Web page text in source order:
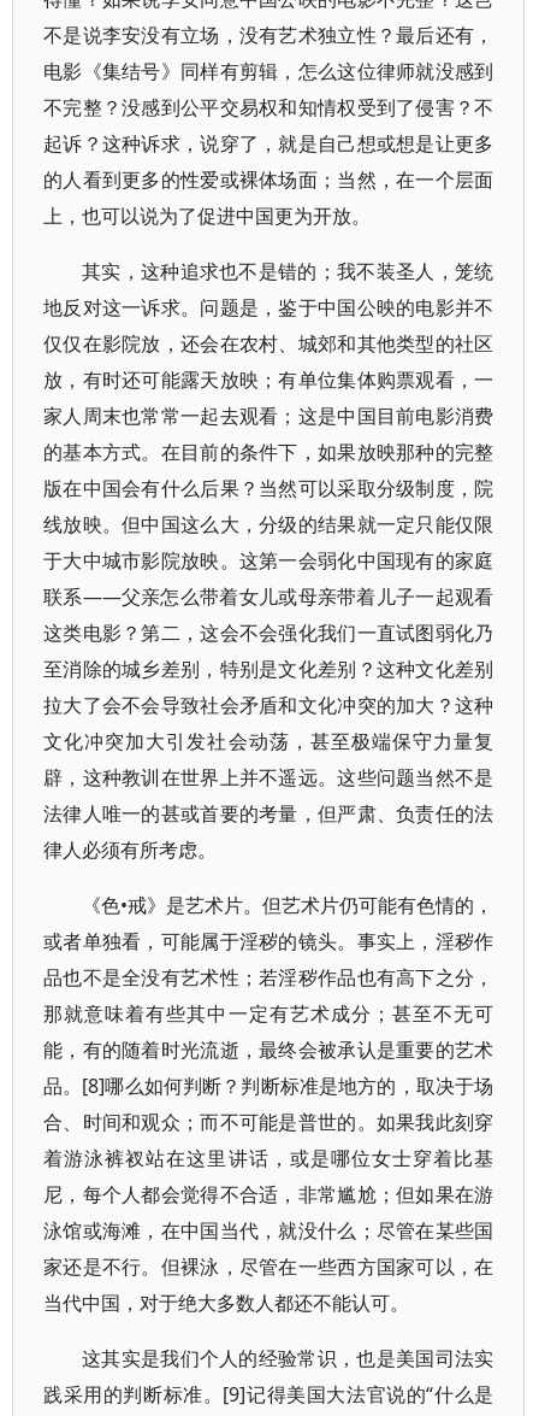
不是说李安没有立场，没有艺术独立性？最后还有，
电影《集结号》同样有剪辑，怎么这位律师就没感到
不完整？没感到公平交易权和知情权受到了侵害？不
起诉？这种诉求，说穿了，就是自己想或想是让更多
的人看到更多的性爱或裸体场面；当然，在一个层面
上，也可以说为了促进中国更为开放。
其实，这种追求也不是错的；我不装圣人，笼统
地反对这一诉求。问题是，鉴于中国公映的电影并不
仅仅在影院放，还会在农村、城郊和其他类型的社区
放，有时还可能露天放映；有单位集体购票观看，一
家人周末也常常一起去观看；这是中国目前电影消费
的基本方式。在目前的条件下，如果放映那种的完整
版在中国会有什么后果？当然可以采取分级制度，院
线放映。但中国这么大，分级的结果就一定只能仅限
于大中城市影院放映。这第一会弱化中国现有的家庭
联系——父亲怎么带着女儿或母亲带着儿子一起观看
这类电影？第二，这会不会强化我们一直试图弱化乃
至消除的城乡差别，特别是文化差别？这种文化差别
拉大了会不会导致社会矛盾和文化冲突的加大？这种
文化冲突加大引发社会动荡，甚至极端保守力量复
辟，这种教训在世界上并不遥远。这些问题当然不是
法律人唯一的甚或首要的考量，但严肃、负责任的法
律人必须有所考虑。
《色•戒》是艺术片。但艺术片仍可能有色情的，
或者单独看，可能属于淫秽的镜头。事实上，淫秽作
品也不是全没有艺术性；若淫秽作品也有高下之分，
那就意味着有些其中一定有艺术成分；甚至不无可
能，有的随着时光流逝，最终会被承认是重要的艺术
品。[8]哪么如何判断？判断标准是地方的，取决于场
合、时间和观众；而不可能是普世的。如果我此刻穿
着游泳裤衩站在这里讲话，或是哪位女士穿着比基
尼，每个人都会觉得不合适，非常尴尬；但如果在游
泳馆或海滩，在中国当代，就没什么；尽管在某些国
家还是不行。但裸泳，尽管在一些西方国家可以，在
当代中国，对于绝大多数人都还不能认可。
这其实是我们个人的经验常识，也是美国司法实
践采用的判断标准。[9]记得美国大法官说的“什么是